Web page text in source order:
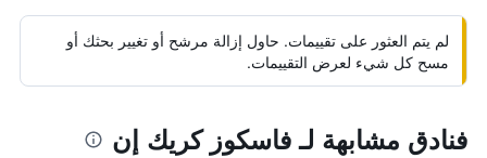
لم يتم العثور على تقييمات. حاول إزالة مرشح أو تغيير بحثك أو
مسح كل شيء لعرض التقييمات.
فنادق مشابهة لـ فاسكوز كريك إن